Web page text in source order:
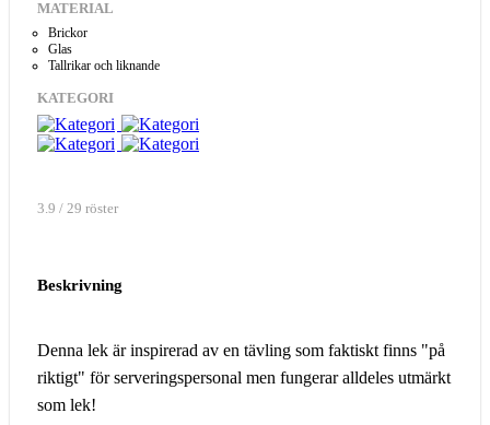
MATERIAL
Brickor
Glas
Tallrikar och liknande
KATEGORI
3.9 / 29 röster
Beskrivning
Denna lek är inspirerad av en tävling som faktiskt finns "på
riktigt" för serveringspersonal men fungerar alldeles utmärkt
som lek!